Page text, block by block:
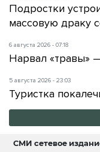
Подростки
массовую драку
6 августа 2026 - 07:18
Нарвал «травы»
5 августа 2026 - 23:03
Туристка
СМИ сетевое